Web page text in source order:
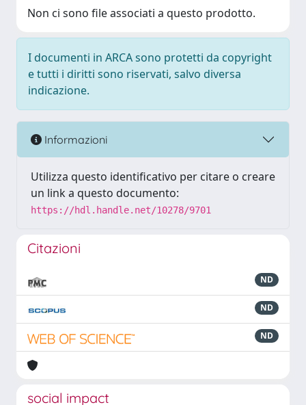
Non ci sono file associati a questo prodotto.
I documenti in ARCA sono protetti da copyright
e tutti i diritti sono riservati, salvo diversa
indicazione.
Informazioni
Utilizza questo identificativo per citare o creare
un link a questo documento:
https://hdl.handle.net/10278/9701
Citazioni
ND
ND
ND
social impact